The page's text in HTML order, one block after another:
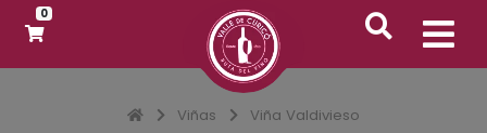
0
InicioViñas Viña Valdivieso